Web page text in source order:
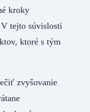
kroky
tejto súvislosti
ktoré s tým
zvyšovanie